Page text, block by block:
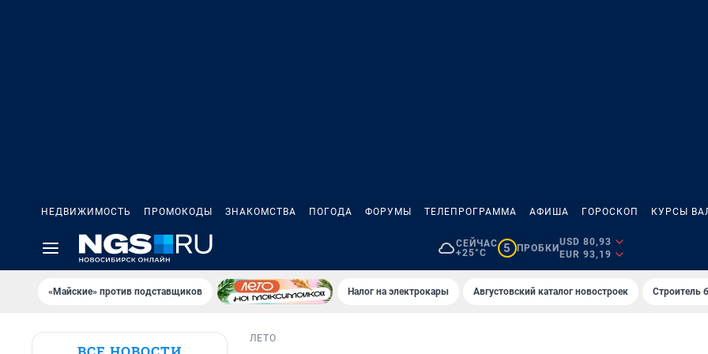
НЕДВИЖИМОСТЬ ПРОМОКОДЫ ЗНАКОМСТВА ПОГОДА ФОРУМЫ ТЕЛЕПРОГРАММА АФИША ГОРОСКОП КУРСЫ
СЕЙЧАС
+25°C
5 ПРОБКИ
USD 80,93
EUR 93,19
«Майские» против подставщиков Налог на электрокары Августовский каталог новостроек Строитель
ЛЕТО